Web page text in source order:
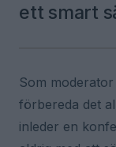
ett smart
Som
förbereda det
inleder en